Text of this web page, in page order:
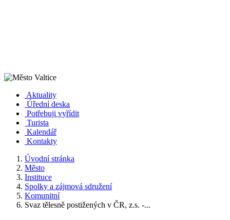
Aktuality
Úřední deska
Potřebuji vyřídit
Turista
Kalendář
Kontakty
Úvodní stránka
Město
Instituce
Spolky a zájmová sdružení
Komunitní
Svaz tělesně postižených v ČR, z.s. -...